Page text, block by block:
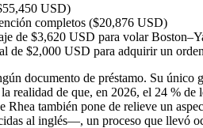
USD)
completos ($20,876 USD)
de $3,620 USD para volar
de $2,000 USD para adquirir un
documento de préstamo. Su único
realidad de que, en 2026, el 24 %
Rhea también pone de relieve un
al inglés—, un proceso que llevó